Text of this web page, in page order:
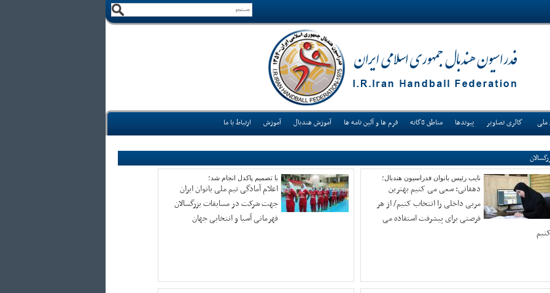
ملی گالری تصاویر پیوندها مناطق 8گانه فرم ها و آئین نامه ها آموزش هندبال آموزش ارتباط با ما
نایب رئیس بانوان فدراسیون هندبال؛
دهقانی: سعی می کنیم بهترین
مربی داخلی را انتخاب کنیم/ از هر
فرصتی برای پیشرفت استفاده می
با تصمیم پاکدل انجام شد؛
اعلام آمادگی تیم ملی بانوان ایران
جهت شرکت در مسابقات بزرگسالان
قهرمانی آسیا و انتخابی جهان